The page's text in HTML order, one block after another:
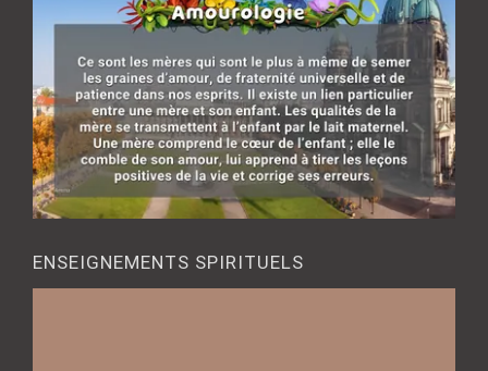
ENSEIGNEMENTS SPIRITUELS